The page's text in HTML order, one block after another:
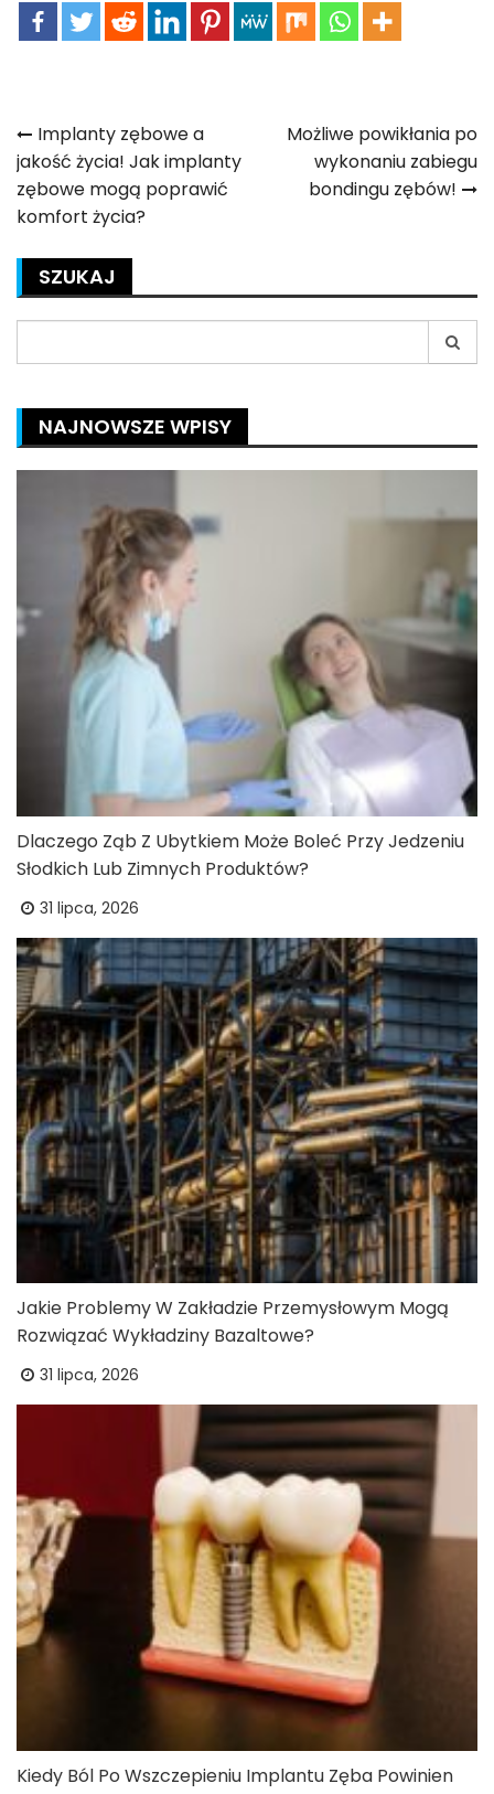
Nawigacja
wpisu
Implanty zębowe a
jakość życia! Jak implanty
zębowe mogą poprawić
komfort życia?
Możliwe powikłania po
wykonaniu zabiegu
bondingu zębów!
SZUKAJ
for:
NAJNOWSZE WPISY
Dlaczego Ząb Z Ubytkiem Może Boleć Przy Jedzeniu
Słodkich Lub Zimnych Produktów?
31 lipca, 2026
Jakie Problemy W Zakładzie Przemysłowym Mogą
Rozwiązać Wykładziny Bazaltowe?
31 lipca, 2026
Kiedy Ból Po Wszczepieniu Implantu Zęba Powinien